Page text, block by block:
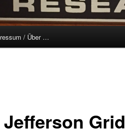
/ Über …
Jefferson Grid